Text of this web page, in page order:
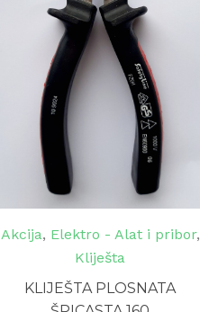
Akcija, Elektro - Alat i pribor,
Kliješta
KLIJEŠTA PLOSNATA